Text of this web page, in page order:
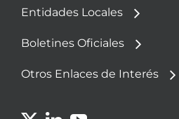
Entidades Locales
Boletines Oficiales
Otros Enlaces de Interés